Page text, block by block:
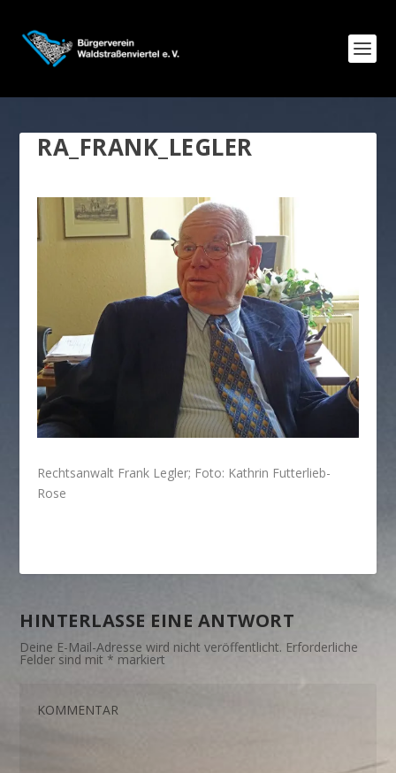
RA_FRANK_LEGLER
Rechtsanwalt Frank Legler; Foto: Kathrin Futterlieb-
Rose
HINTERLASSE EINE ANTWORT
Deine E-Mail-Adresse wird nicht veröffentlicht. Erforderliche
Felder sind mit * markiert